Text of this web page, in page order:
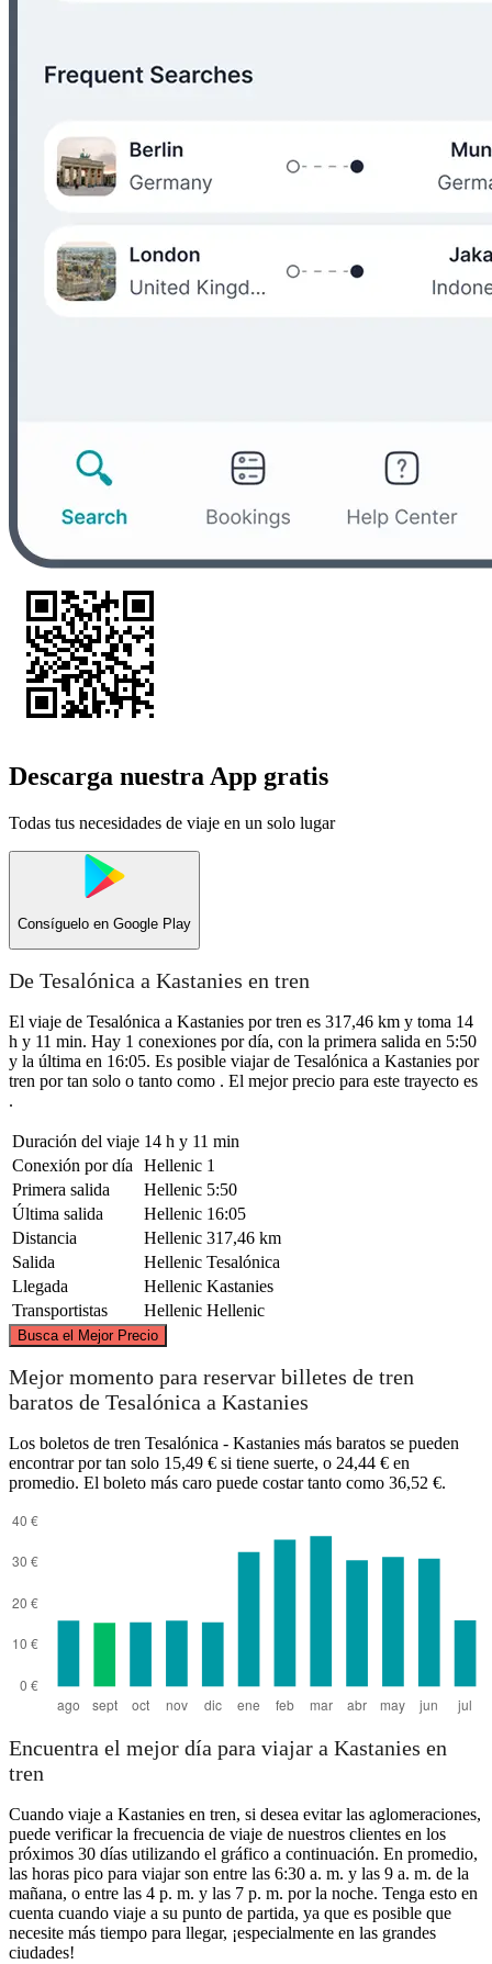
Descarga nuestra App gratis
Todas tus necesidades de viaje en un solo lugar
Consíguelo en Google Play
De Tesalónica a Kastanies en tren
El viaje de Tesalónica a Kastanies por tren es 317,46 km y toma 14
h y 11 min. Hay 1 conexiones por día, con la primera salida en 5:50
y la última en 16:05. Es posible viajar de Tesalónica a Kastanies por
tren por tan solo o tanto como . El mejor precio para este trayecto es
.
Duración del viaje 14 h y 11 min
Conexión por día
Hellenic 1
Primera salida
Hellenic 5:50
Última salida
Hellenic 16:05
Distancia
Hellenic 317,46 km
Salida
Hellenic Tesalónica
Llegada
Hellenic Kastanies
Transportistas
Hellenic Hellenic
Busca el Mejor Precio
©CARTO
Mejor momento para reservar billetes de tren
baratos de Tesalónica a Kastanies
Los boletos de tren Tesalónica - Kastanies más baratos se pueden
encontrar por tan solo 15,49 € si tiene suerte, o 24,44 € en
promedio. El boleto más caro puede costar tanto como 36,52 €.
Encuentra el mejor día para viajar a Kastanies en
tren
Cuando viaje a Kastanies en tren, si desea evitar las aglomeraciones,
puede verificar la frecuencia de viaje de nuestros clientes en los
próximos 30 días utilizando el gráfico a continuación. En promedio,
las horas pico para viajar son entre las 6:30 a. m. y las 9 a. m. de la
mañana, o entre las 4 p. m. y las 7 p. m. por la noche. Tenga esto en
cuenta cuando viaje a su punto de partida, ya que es posible que
necesite más tiempo para llegar, ¡especialmente en las grandes
ciudades!